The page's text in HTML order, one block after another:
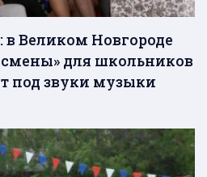
в Великом Новгороде
смены» для школьников
под звуки музыки